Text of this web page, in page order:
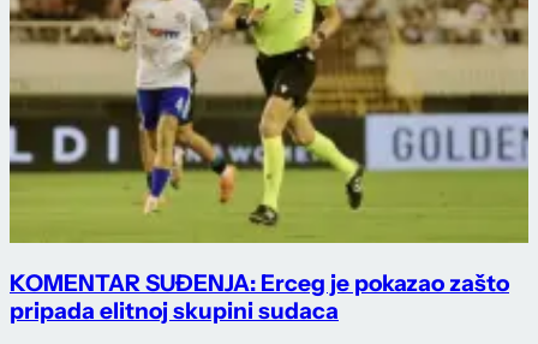
KOMENTAR SUĐENJA: Erceg je pokazao zašto
pripada elitnoj skupini sudaca